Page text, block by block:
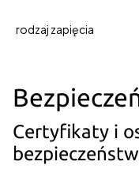
rodzaj zapięcia
Certyfikaty i